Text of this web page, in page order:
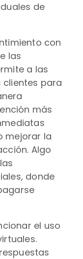
de
con
las
a las
para
más
mejorar la
Algo
donde
el uso